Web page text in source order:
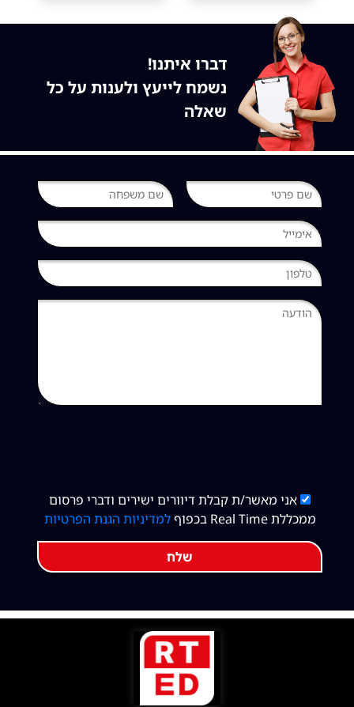
דברו איתנו!
נשמח לייעץ ולענות על כל
שאלה
אני מאשר/ת קבלת דיוורים ישירים ודברי פרסום
ממכללת Real Time בכפוף
למדיניות הגנת הפרטיות
שלח